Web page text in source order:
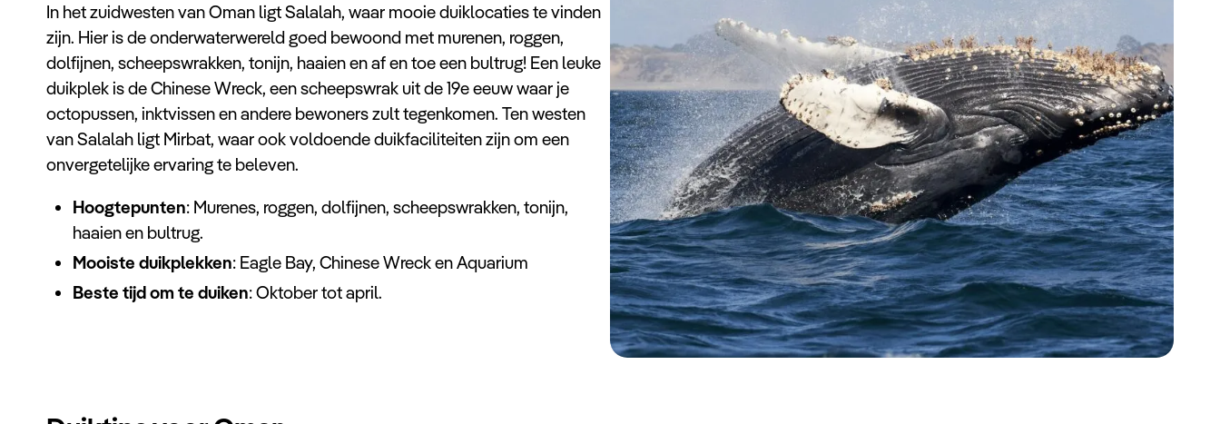
In het zuidwesten van Oman ligt Salalah, waar mooie duiklocaties te vinden
zijn. Hier is de onderwaterwereld goed bewoond met murenen, roggen,
dolfijnen, scheepswrakken, tonijn, haaien en af en toe een bultrug! Een leuke
duikplek is de Chinese Wreck, een scheepswrak uit de 19e eeuw waar je
octopussen, inktvissen en andere bewoners zult tegenkomen. Ten westen
van Salalah ligt Mirbat, waar ook voldoende duikfaciliteiten zijn om een
onvergetelijke ervaring te beleven.
Hoogtepunten: Murenes, roggen, dolfijnen, scheepswrakken, tonijn,
haaien en bultrug.
Mooiste duikplekken: Eagle Bay, Chinese Wreck en Aquarium
Beste tijd om te duiken: Oktober tot april.